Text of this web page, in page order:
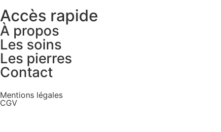
Accès rapide
À propos
Les soins
Les pierres
Contact
Mentions légales
CGV